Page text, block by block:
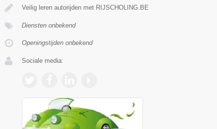
Veilig leren autorijden met RIJSCHOLING.BE
Diensten onbekend
Openingstijden onbekend
Sociale media: